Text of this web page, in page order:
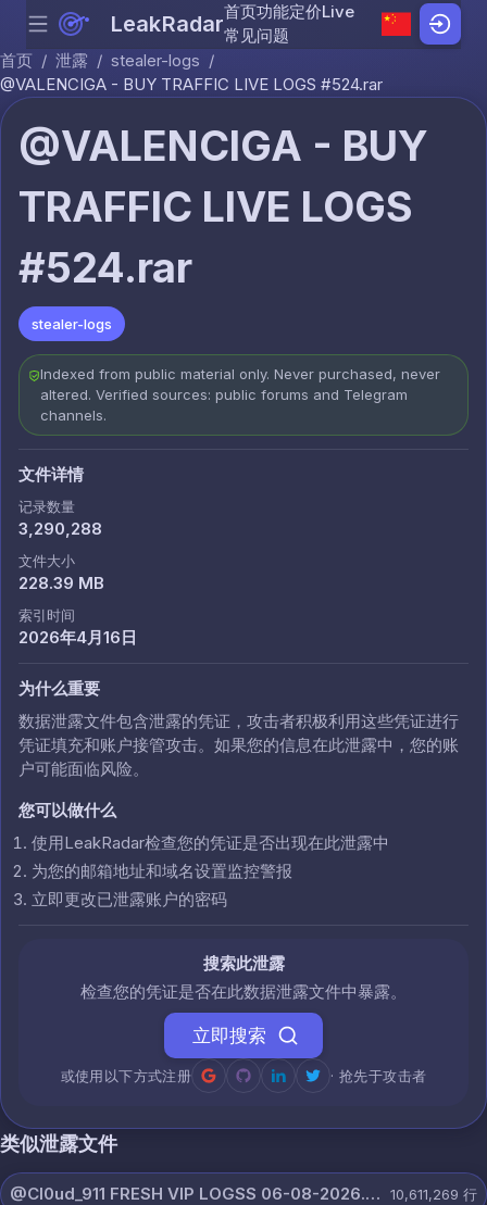
Skip to content
Menu LeakRadar首页功能定价Live
常见问题
首页 / 泄露 / stealer-logs /
@VALENCIGA - BUY TRAFFIC LIVE LOGS #524.rar
@VALENCIGA - BUY
TRAFFIC LIVE LOGS
#524.rar
stealer-logs
Indexed from public material only. Never purchased, never
altered. Verified sources: public forums and Telegram
channels.
文件详情
记录数量
3,290,288
文件大小
228.39 MB
索引时间
2026年4月16日
为什么重要
数据泄露文件包含泄露的凭证，攻击者积极利用这些凭证进行
凭证填充和账户接管攻击。如果您的信息在此泄露中，您的账
户可能面临风险。
您可以做什么
使用LeakRadar检查您的凭证是否出现在此泄露中
为您的邮箱地址和域名设置监控警报
立即更改已泄露账户的密码
搜索此泄露
检查您的凭证是否在此数据泄露文件中暴露。
立即搜索
或使用以下方式注册 · 抢先于攻击者
类似泄露文件
@Cl0ud_911 FRESH VIP LOGSS 06-08-2026.rar 10,611,269 行